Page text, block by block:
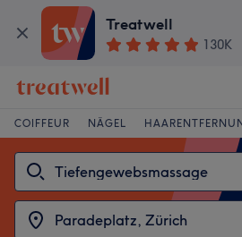
Treatwell
130K
COIFFEUR NÄGEL